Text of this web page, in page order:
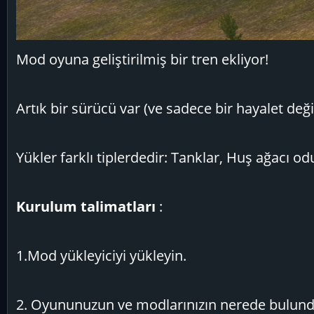
Mod oyuna geliştirilmiş bir tren ekliyor!
Artık bir sürücü var (ve sadece bir hayalet
Yükler farklı tiplerdedir: Tanklar, Huş ağacı
Kurulum talimatları :
1.Mod yükleyiciyi yükleyin.
2. Oyununuzun ve modlarınızın nerede